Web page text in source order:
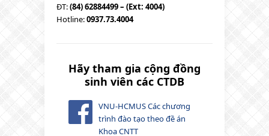
ĐT:(84) 62884499 – (Ext: 4004)
Hotline:0937.73.4004
Hãy tham gia cộng đồng
sinh viên các CTDB
VNU-HCMUS Các chương
trình đào tạo theo đề án
Khoa CNTT